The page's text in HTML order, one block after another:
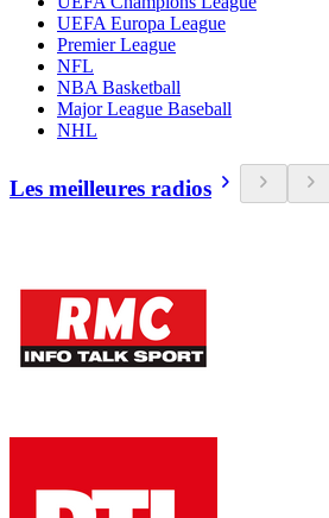
UEFA Europa League
Premier League
NFL
NBA Basketball
Major League Baseball
NHL
Les meilleures radios